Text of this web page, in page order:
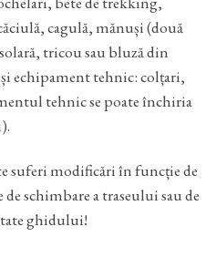
cagulă, mănuși (două
tricou sau bluză din
echipament tehnic: colțari,
tehnic se poate închiria
suferi modificări în funcție de
schimbare a traseului sau de
ghidului!